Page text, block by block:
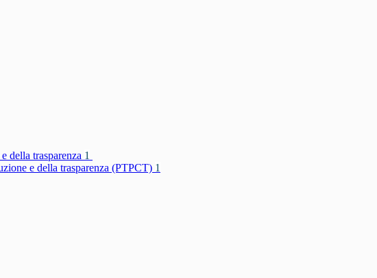
della trasparenza 1
e della trasparenza (PTPCT) 1